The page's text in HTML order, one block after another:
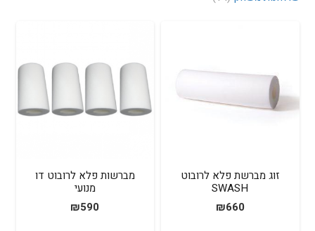
זוג מברשת פלא לרובוט
SWASH
₪660
מברשות פלא לרובוט דו
מנועי
₪590